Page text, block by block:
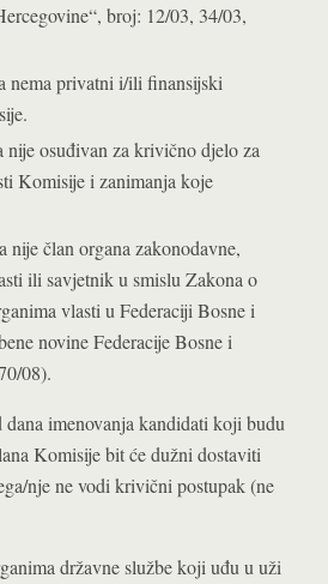
broj: 12/03, 34/03,
nema privatni i/ili finansijski
nije osuđivan za krivično djelo za
Komisije i zanimanja koje
nije član organa zakonodavne,
ili savjetnik u smislu Zakona o
vlasti u Federaciji Bosne i
novine Federacije Bosne i
08).
imenovanja kandidati koji budu
Komisije bit će dužni dostaviti
nje ne vodi krivični postupak (ne
državne službe koji uđu u uži